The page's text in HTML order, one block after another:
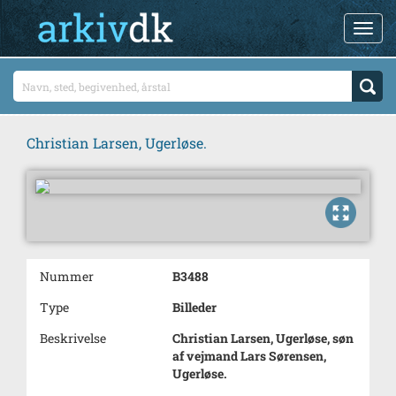
Christian Larsen, Ugerløse.
Nummer
B3488
Type
Billeder
Beskrivelse
Christian Larsen, Ugerløse, søn
af vejmand Lars Sørensen,
Ugerløse.